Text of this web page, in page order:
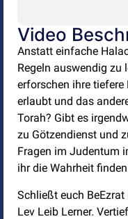
Video
Anstatt einfache
Regeln auswendig zu
erforschen ihre
erlaubt und das
Torah? Gibt es
zu Götzendienst und
Fragen im Judentum
ihr die Wahrheit
Schließt euch
Lev Leib Lerner.